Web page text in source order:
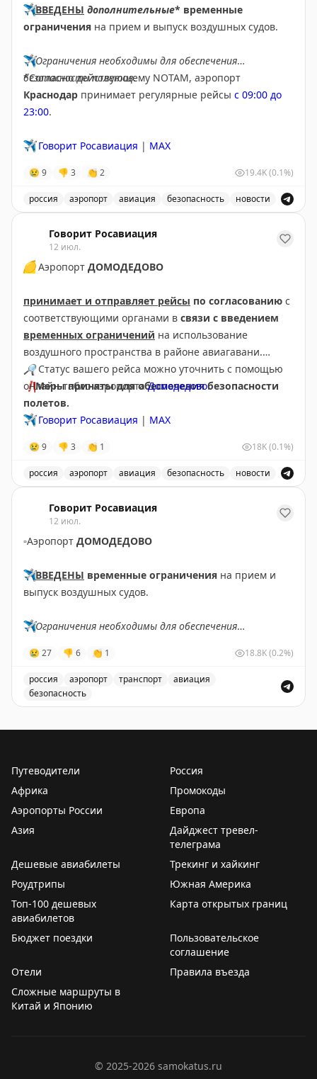
✈️ВВЕДЕНЫ дополнительные* временные
ограничения на прием и выпуск воздушных судов.
✈️Ограничения необходимы для обеспечения
безопасности полетов.
*Согласно действующему NOTAM, аэропорт
Краснодар принимает регулярные рейсы с 09:00 до
23:00.
✈️ Говорит Росавиация | MAX
😢 9 👎 3 👏 2 19.4K(0.1%)
россия аэропорт авиация безопасность новости
Говорит Росавиация
12 июл.
🟡Аэропорт ДОМОДЕДОВО
принимает и отправляет рейсы по согласованию с
соответствующими органами в связи с введением
временных ограничений на использование
воздушного пространства в районе авиагавани.
❗️Меры приняты для обеспечения безопасности
полетов.
🔎Статус вашего рейса можно уточнить с помощью
онлайн-табло аэропортаДомодедово.
✈️ Говорит Росавиация | МАХ
😢 9 👎 3 👏 1 18K(0.1%)
россия аэропорт авиация безопасность новости
Говорит Росавиация
12 июл.
▫️Аэропорт ДОМОДЕДОВО
✈️ВВЕДЕНЫ временные ограничения на прием и
выпуск воздушных судов.
✈️Ограничения необходимы для обеспечения
✈️ Говорит Росавиация|MАХ
😢 27 👎 6 👏 1 18.8K(0.2%)
россия аэропорт транспорт
авиация
безопасность
Путеводители
Россия
Африка
Промокоды
Аэропорты России
Европа
Азия
Дайджест тревел-
телеграма
Дешевые авиабилеты
Трекинг и хайкинг
Роудтрипы
Южная Америка
Топ-100 дешевых
авиабилетов
Карта открытых границ
Бюджет поездки
Пользовательское
соглашение
Отели
Правила въезда
Сложные маршруты в
Китай и Японию
© 2025-2026 samokatus.ru